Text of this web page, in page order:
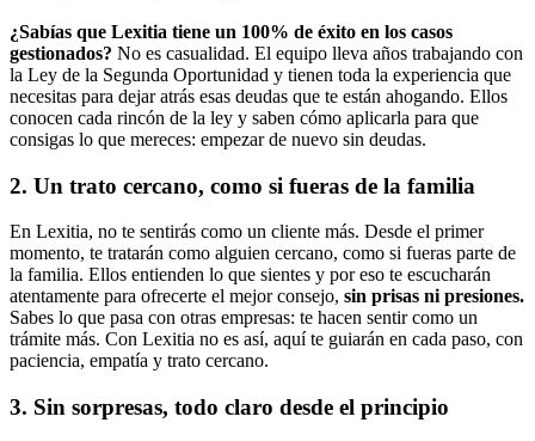
¿Sabías que Lexitia tiene un 100% de éxito en los casos
gestionados? No es casualidad. El equipo lleva años trabajando con
la Ley de la Segunda Oportunidad y tienen toda la experiencia que
necesitas para dejar atrás esas deudas que te están ahogando. Ellos
conocen cada rincón de la ley y saben cómo aplicarla para que
consigas lo que mereces: empezar de nuevo sin deudas.
2. Un trato cercano, como si fueras de la familia
En Lexitia, no te sentirás como un cliente más. Desde el primer
momento, te tratarán como alguien cercano, como si fueras parte de
la familia. Ellos entienden lo que sientes y por eso te escucharán
atentamente para ofrecerte el mejor consejo, sin prisas ni presiones.
Sabes lo que pasa con otras empresas: te hacen sentir como un
trámite más. Con Lexitia no es así, aquí te guiarán en cada paso, con
paciencia, empatía y trato cercano.
3. Sin sorpresas, todo claro desde el principio